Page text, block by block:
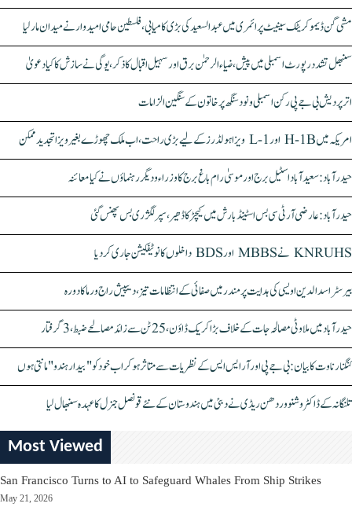
مشی گن ڈیموکریٹک سینیٹ پرائمری میں عبدالسعید کی بڑی کامیابی، فلسطین حامی امیدوار نے میدان مار لیا
سنبھل تشدد رپورٹ اسمبلی میں پیش، ضیاء الرحمٰن برق اور سہیل اقبال کا ذکر، یوگی نے سازش کا کیا دعویٰ
اتر پردیش بی جے پی رکن اسمبلی ونود سنگھ پر خاتون کے سنگین الزامات
امریکہ میں H-1B اور L-1 ویزا ہولڈرز کے لیے بڑی راحت، اب ملک چھوڑے بغیر ویزا تجدید ممکن
حیدرآباد: سعیدآباد اسٹیل برج اور موسیٰ رام باغ برج کا وزراء و دیگر رہنماؤں نے کیا معائنہ
حیدرآباد: عارضی آر ٹی سی بس اسٹینڈ بارش میں کیچڑ کا ڈھیر، سپر لگژری بس پھنس گئی
KNRUHS نے MBBS اور BDS داخلوں کا نوٹیفکیشن جاری کر دیا
بیرسٹر اسدالدین اویسی کی ہدایت پر مندر میں صفائی کے انتظامات تیز، دیپیش راج ورما کا دورہ
حیدرآباد میں ملاوٹی مصالحہ جات کے خلاف بڑا کریک ڈاؤن، 25 ٹن سے زائد مصالحے ضبط، 3 گرفتار
کنگنا رناوت کا بیان: بی جے پی اور آر ایس ایس کے نظریات سے متاثر ہو کر اب خود کو "بیدار ہندو" مانتی ہوں
تلنگانہ کے ڈاکٹر وشنو وردھن ریڈی نے دبئی میں ہندوستان کے نئے قونصل جنرل کا عہدہ سنبھال لیا
Most Viewed
San Francisco Turns to AI to Safeguard Whales From Ship Strikes
May 21, 2026